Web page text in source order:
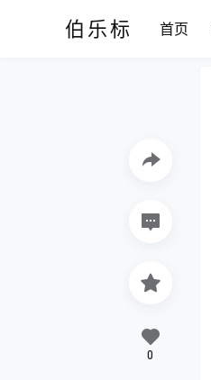
伯乐标 首页
0